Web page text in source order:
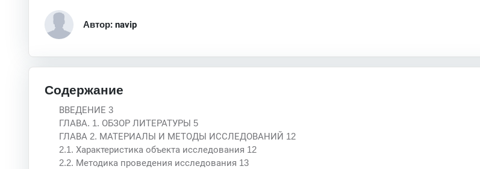
Автор: navip
Содержание
ВВЕДЕНИЕ 3
ГЛАВА. 1. ОБЗОР ЛИТЕРАТУРЫ 5
ГЛАВА 2. МАТЕРИАЛЫ И МЕТОДЫ ИССЛЕДОВАНИЙ 12
2.1. Характеристика объекта исследования 12
2.2. Методика проведения исследования 13